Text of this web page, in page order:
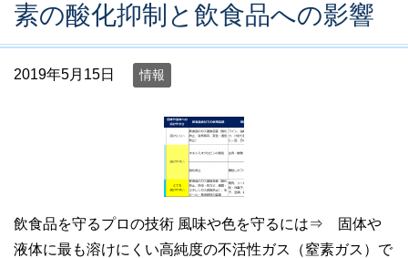
素の酸化抑制と飲食品への影響
2019年5月15日 情報
飲食品を守るプロの技術 風味や色を守るには⇒ 固体や
液体に最も溶けにくい高純度の不活性ガス（窒素ガス）で